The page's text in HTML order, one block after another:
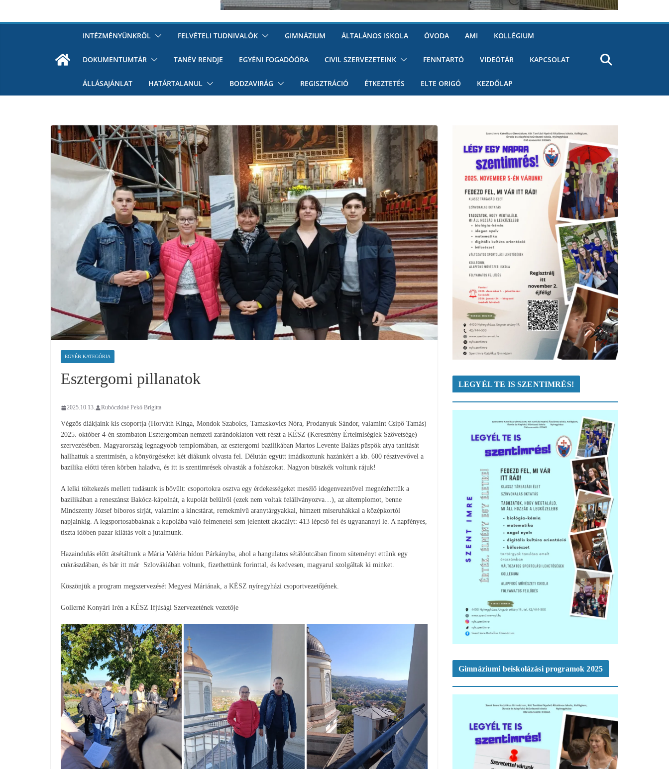
INTÉZMÉNYÜNKRŐL FELVÉTELI TUDNIVALÓK GIMNÁZIUM ÁLTALÁNOS ISKOLA ÓVODA AMI KOLLÉGIUM
DOKUMENTUMTÁR TANÉV RENDJE EGYÉNI FOGADÓÓRA CIVIL SZERVEZETEINK FENNTARTÓ VIDEÓTÁR KAPCSOLAT
ÁLLÁSAJÁNLAT HATÁRTALANUL BODZAVIRÁG REGISZTRÁCIÓ ÉTKEZTETÉS ELTE ORIGÓ KEZDŐLAP
EGYÉB KATEGÓRIA
Esztergomi pillanatok
2025.10.13. Rubóczkiné Pekó Brigitta
Végzős diákjaink kis csoportja (Horváth Kinga, Mondok Szabolcs, Tamaskovics Nóra, Prodanyuk Sándor, valamint Csipő Tamás)
2025. október 4-én szombaton Esztergomban nemzeti zarándoklaton vett részt a KÉSZ (Keresztény Értelmiségiek Szövetsége)
szervezésében. Magyarország legnagyobb templomában, az esztergomi bazilikában Martos Levente Balázs püspök atya tanítását
hallhattuk a szentmisén, a könyörgéseket két diákunk olvasta fel. Délután együtt imádkoztunk hazánkért a kb. 600 résztvevővel a
bazilika előtti téren körben haladva, és itt is szentimrések olvasták a fohászokat. Nagyon büszkék voltunk rájuk!
A lelki töltekezés mellett tudásunk is bővült: csoportokra osztva egy érdekességeket mesélő idegenvezetővel megnézhettük a
bazilikában a reneszánsz Bakócz-kápolnát, a kupolát belülről (ezek nem voltak felállványozva…), az altemplomot, benne
Mindszenty József bíboros sírját, valamint a kincstárat, remekmívű aranytárgyakkal, hímzett miseruhákkal a középkortól
napjainkig. A legsportosabbaknak a kupolába való felmenetel sem jelentett akadályt: 413 lépcső fel és ugyanannyi le. A napfényes,
tiszta időben pazar kilátás volt a jutalmunk.
Hazaindulás előtt átsétáltunk a Mária Valéria hídon Párkányba, ahol a hangulatos sétálóutcában finom süteményt ettünk egy
cukrászdában, és bár itt már Szlovákiában voltunk, fizethettünk forinttal, és kedvesen, magyarul szolgáltak ki minket.
Köszönjük a program megszervezését Megyesi Máriának, a KÉSZ nyíregyházi csoportvezetőjének.
Gollerné Konyári Irén a KÉSZ Ifjúsági Szervezetének vezetője
LEGYÉL TE IS SZENTIMRÉS!
Gimnáziumi beiskolázási programok 2025